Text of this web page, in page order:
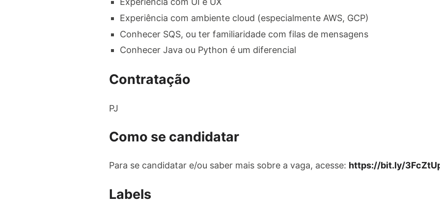
Experiência com ambiente cloud (especialmente AWS, GCP)
Conhecer SQS, ou ter familiaridade com filas de mensagens
Conhecer Java ou Python é um diferencial
Contratação
PJ
Como se candidatar
Para se candidatar e/ou saber mais sobre a vaga, acesse: https://bit.ly/
Labels